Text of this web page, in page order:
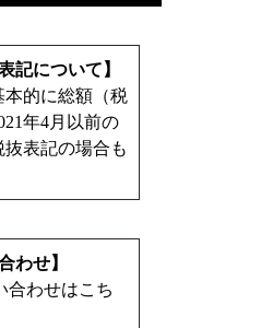
記について】
的に総額（税
年4月以前の
表記の場合も
わせ】
合わせはこち